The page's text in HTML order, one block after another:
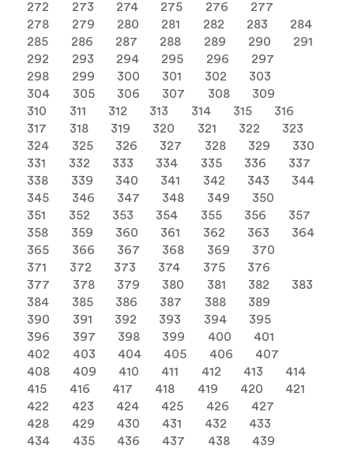
272
273 274 275 276
277
278
279 280 281 282 283
284
285
286 287 288 289 290
291
292
293 294 295 296
297
298
299 300 301 302
303
304
305 306 307 308
309
310
311 312 313 314 315
316
317
318 319 320 321 322
323
324
325 326 327 328 329
330
331
332 333 334 335 336
337
338
339 340 341 342 343
344
345
346 347 348 349
350
351
352 353 354 355 356
357
358
359 360 361 362 363
364
365
366 367 368 369
370
371
372 373 374 375
376
377
378 379 380 381 382
383
384
385 386 387 388
389
390
391 392 393 394
395
396
397 398 399 400
401
402
403 404 405 406
407
408
409 410 411 412 413
414
415
416 417 418 419 420
421
422
423 424 425 426
427
428
429 430 431 432
433
434
435 436 437 438
439